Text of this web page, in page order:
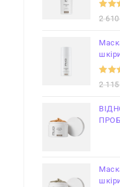
2
2